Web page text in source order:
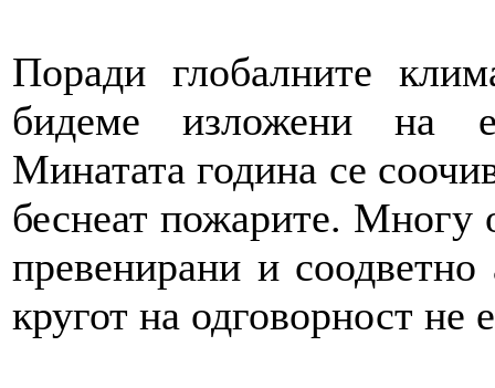
Поради глобалните
бидеме изложени на
Минатата година се
беснеат пожарите. Многу
превенирани и
кругот на одговорност не